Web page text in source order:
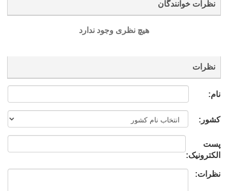
نظرات خوانندگان
هیچ نظری وجود ندارد
نظرات
نام:
کشور:
پست
الکترونیک:
نظرات: